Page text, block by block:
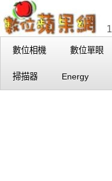
數位相機 數位單眼
掃描器 Energy